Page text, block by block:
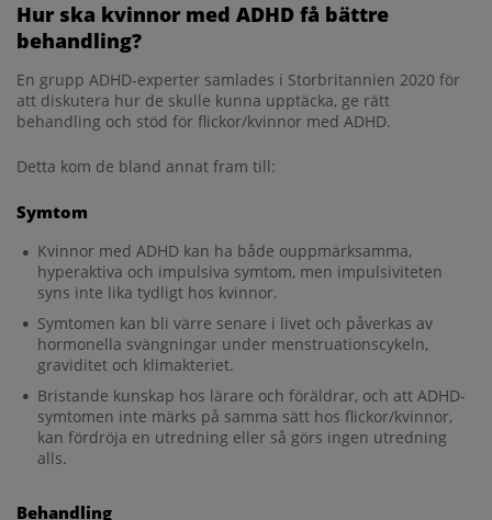
1902; 4103:1008.
ADHD hos flickor. En inventering av det
vetenskapliga underlaget. SBU – Statens
beredning för medicinsk utvärdering. 2005;
Rapport 174.
social and/or attention deficits: a descriptive
Kartläggning och analys. Socialstyrelsen. 2019.
Time after time: failure to identify and support
females with ADHD - a Swedish population
register study, J Child Psychol Psychiatry . 2024
Jun;65(6):832-844. doi: 10.1111/jcpp.13920. Epub
2023 Nov 28.
Hur ska kvinnor med ADHD få bättre
behandling?
En grupp ADHD-experter samlades i Storbritannien 2020 för
att diskutera hur de skulle kunna upptäcka, ge rätt
behandling och stöd för flickor/kvinnor med ADHD.
Detta kom de bland annat fram till:
Symtom
Kvinnor med ADHD kan ha både ouppmärksamma,
hyperaktiva och impulsiva symtom, men impulsiviteten
syns inte lika tydligt hos kvinnor.
Symtomen kan bli värre senare i livet och påverkas av
hormonella svängningar under menstruationscykeln,
graviditet och klimakteriet.
Bristande kunskap hos lärare och föräldrar, och att ADHD-
symtomen inte märks på samma sätt hos flickor/kvinnor,
kan fördröja en utredning eller så görs ingen utredning
alls.
Behandling